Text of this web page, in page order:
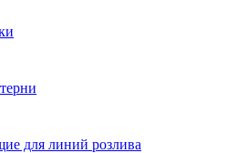
для линий розлива